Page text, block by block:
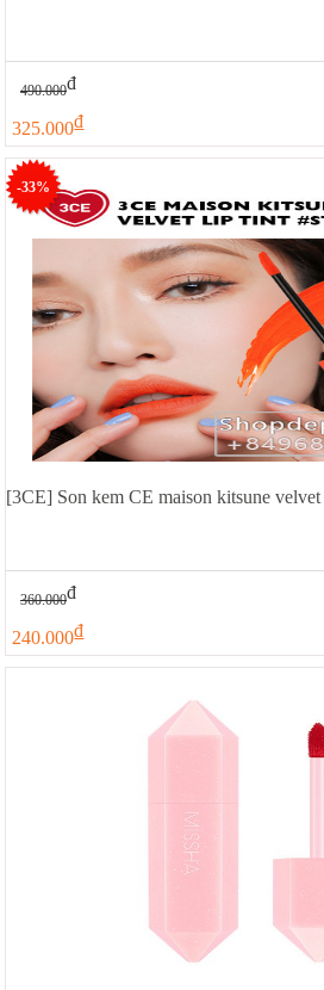
490.000đ
325.000đ
-33%
[3CE] Son kem CE maison kitsune
360.000đ
240.000đ